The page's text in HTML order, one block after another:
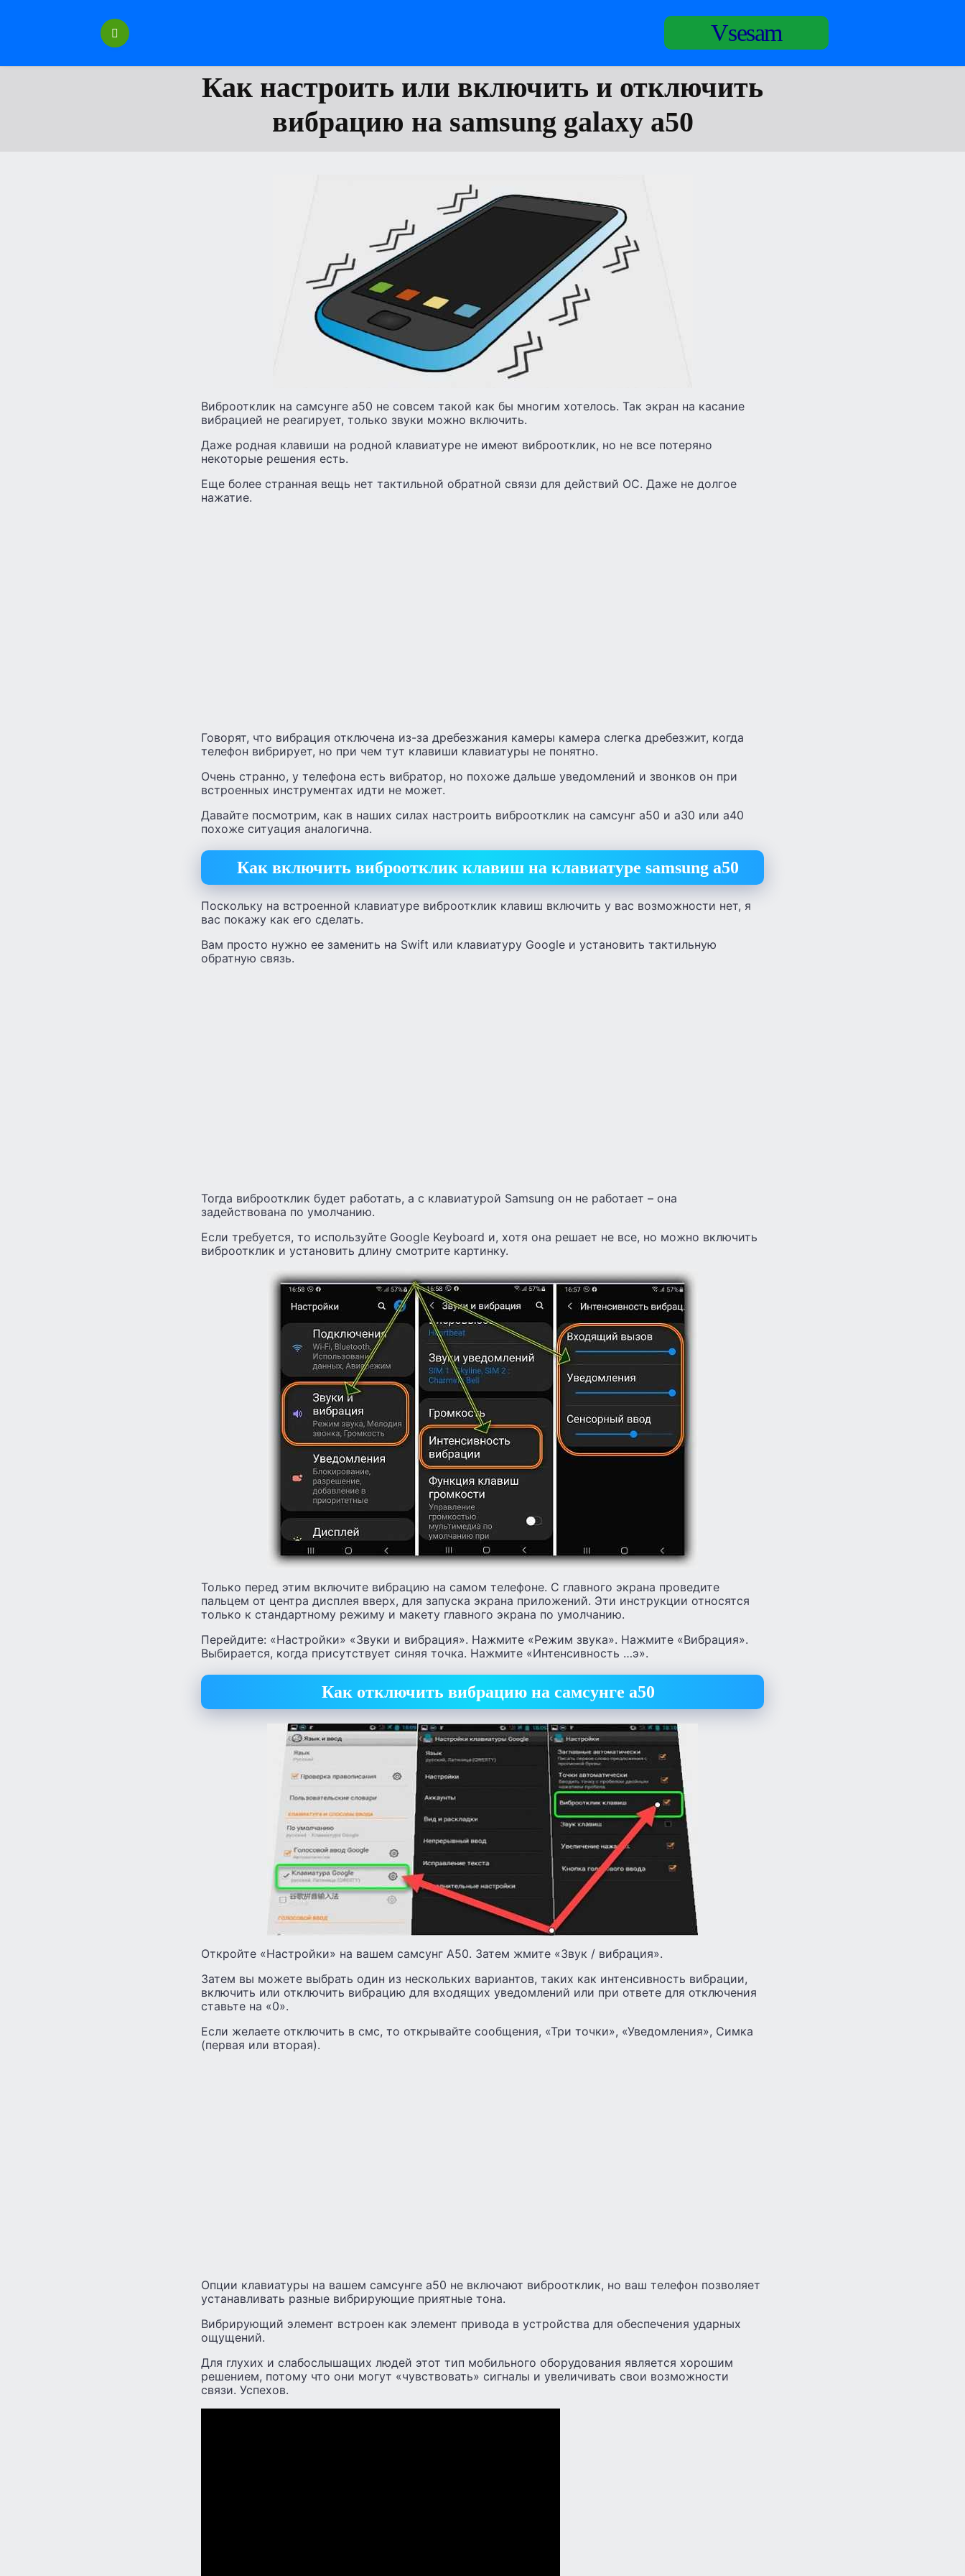
Vsesam
Как настроить или включить и отключить
вибрацию на samsung galaxy a50
Виброотклик на самсунге а50 не совсем такой как бы многим хотелось. Так экран на касание
вибрацией не реагирует, только звуки можно включить.
Даже родная клавиши на родной клавиатуре не имеют виброотклик, но не все потеряно
некоторые решения есть.
Еще более странная вещь нет тактильной обратной связи для действий ОС. Даже не долгое
нажатие.
Говорят, что вибрация отключена из-за дребезжания камеры камера слегка дребезжит, когда
телефон вибрирует, но при чем тут клавиши клавиатуры не понятно.
Очень странно, у телефона есть вибратор, но похоже дальше уведомлений и звонков он при
встроенных инструментах идти не может.
Давайте посмотрим, как в наших силах настроить виброотклик на самсунг a50 и а30 или а40
похоже ситуация аналогична.
Как включить виброотклик клавиш на клавиатуре samsung а50
Поскольку на встроенной клавиатуре виброотклик клавиш включить у вас возможности нет, я
вас покажу как его сделать.
Вам просто нужно ее заменить на Swift или клавиатуру Google и установить тактильную
обратную связь.
Тогда виброотклик будет работать, а с клавиатурой Samsung он не работает – она
задействована по умолчанию.
Если требуется, то используйте Google Keyboard и, хотя она решает не все, но можно включить
виброотклик и установить длину смотрите картинку.
Только перед этим включите вибрацию на самом телефоне. С главного экрана проведите
пальцем от центра дисплея вверх, для запуска экрана приложений. Эти инструкции относятся
только к стандартному режиму и макету главного экрана по умолчанию.
Перейдите: «Настройки» «Звуки и вибрация». Нажмите «Режим звука». Нажмите «Вибрация».
Выбирается, когда присутствует синяя точка. Нажмите «Интенсивность …э».
Как отключить вибрацию на самсунге а50
Откройте «Настройки» на вашем самсунг A50. Затем жмите «Звук / вибрация».
Затем вы можете выбрать один из нескольких вариантов, таких как интенсивность вибрации,
включить или отключить вибрацию для входящих уведомлений или при ответе для отключения
ставьте на «0».
Если желаете отключить в смс, то открывайте сообщения, «Три точки», «Уведомления», Симка
(первая или вторая).
Опции клавиатуры на вашем самсунге а50 не включают виброотклик, но ваш телефон позволяет
устанавливать разные вибрирующие приятные тона.
Вибрирующий элемент встроен как элемент привода в устройства для обеспечения ударных
ощущений.
Для глухих и слабослышащих людей этот тип мобильного оборудования является хорошим
решением, потому что они могут «чувствовать» сигналы и увеличивать свои возможности
связи. Успехов.